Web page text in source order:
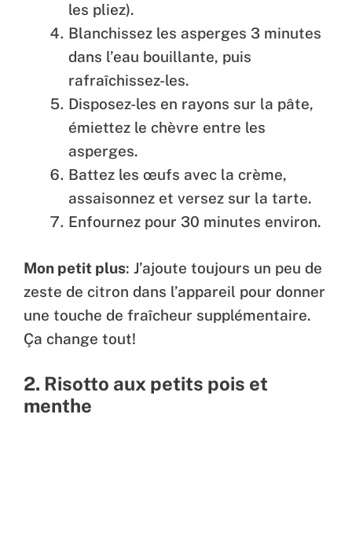
les pliez).
Blanchissez les asperges 3 minutes
dans l’eau bouillante, puis
rafraîchissez-les.
Disposez-les en rayons sur la pâte,
émiettez le chèvre entre les
asperges.
Battez les œufs avec la crème,
assaisonnez et versez sur la tarte.
Enfournez pour 30 minutes environ.
Mon petit plus: J’ajoute toujours un peu de
zeste de citron dans l’appareil pour donner
une touche de fraîcheur supplémentaire.
Ça change tout!
2. Risotto aux petits pois et
menthe